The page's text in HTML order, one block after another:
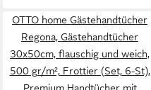
OTTO home Gästehandtücher
Regona, Gästehandtücher
30x50cm, flauschig und weich,
500 gr/m², Frottier (Set, 6-St),
Premium Handtücher mit